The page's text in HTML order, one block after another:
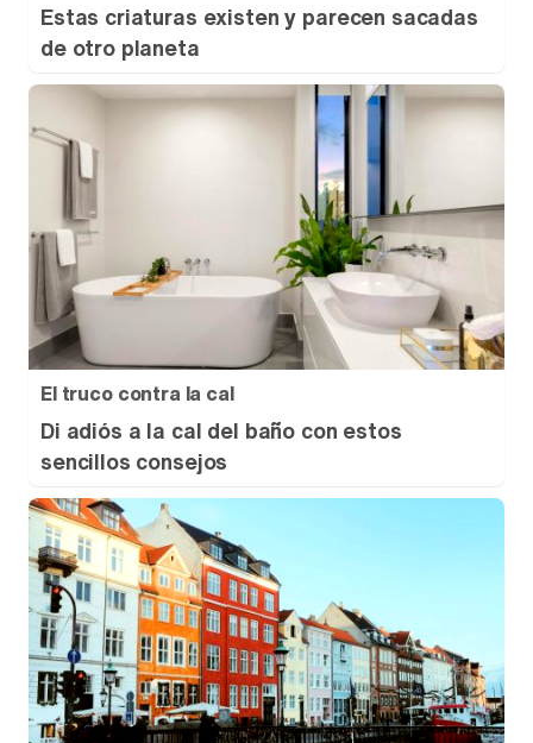
Estas criaturas existen y parecen sacadas
de otro planeta
El truco contra la cal
Di adiós a la cal del baño con estos
sencillos consejos